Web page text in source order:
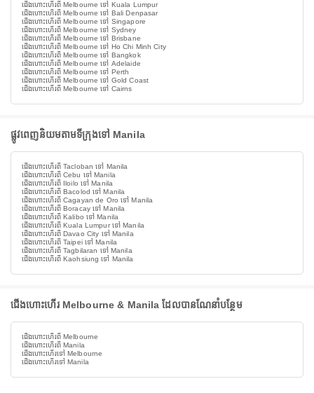
ជើងហោះហើរពី Melbourne ទៅ Kuala Lumpur
ជើងហោះហើរពី Melbourne ទៅ Bali Denpasar
ជើងហោះហើរពី Melbourne ទៅ Singapore
ជើងហោះហើរពី Melbourne ទៅ Sydney
ជើងហោះហើរពី Melbourne ទៅ Brisbane
ជើងហោះហើរពី Melbourne ទៅ Ho Chi Minh City
ជើងហោះហើរពី Melbourne ទៅ Bangkok
ជើងហោះហើរពី Melbourne ទៅ Adelaide
ជើងហោះហើរពី Melbourne ទៅ Perth
ជើងហោះហើរពី Melbourne ទៅ Gold Coast
ជើងហោះហើរពី Melbourne ទៅ Cairns
ផ្លូវពេញនិយមតាមទីក្រុងទៅ Manila
ជើងហោះហើរពី Tacloban ទៅ Manila
ជើងហោះហើរពី Cebu ទៅ Manila
ជើងហោះហើរពី Iloilo ទៅ Manila
ជើងហោះហើរពី Bacolod ទៅ Manila
ជើងហោះហើរពី Cagayan de Oro ទៅ Manila
ជើងហោះហើរពី Boracay ទៅ Manila
ជើងហោះហើរពី Kalibo ទៅ Manila
ជើងហោះហើរពី Kuala Lumpur ទៅ Manila
ជើងហោះហើរពី Davao City ទៅ Manila
ជើងហោះហើរពី Taipei ទៅ Manila
ជើងហោះហើរពី Tagbilaran ទៅ Manila
ជើងហោះហើរពី Kaohsiung ទៅ Manila
ជើងហោះហើរ Melbourne & Manila ដែលបានណែនាំបន្ថែម
ជើងហោះហើរពី Melbourne
ជើងហោះហើរពី Manila
ជើងហោះហើរទៅ Melbourne
ជើងហោះហើរទៅ Manila